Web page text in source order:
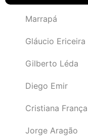
Marrapá
Gláucio Ericeira
Gilberto Léda
Diego Emir
Cristiana França
Jorge Aragão